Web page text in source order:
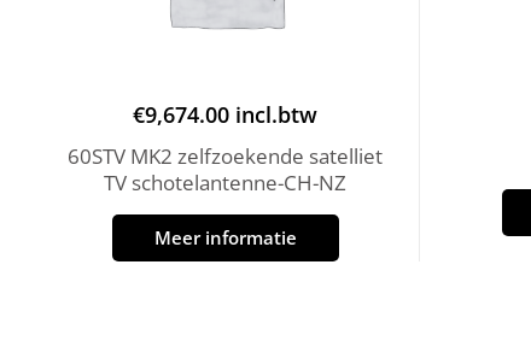
€9,674.00 incl.btw
60STV MK2 zelfzoekende satelliet
TV schotelantenne-CH-NZ
Meer informatie